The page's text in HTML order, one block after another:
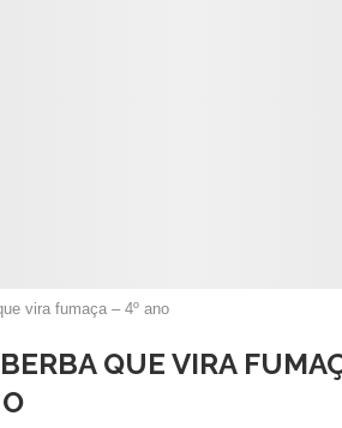
vira fumaça – 4º ano
QUE VIRA